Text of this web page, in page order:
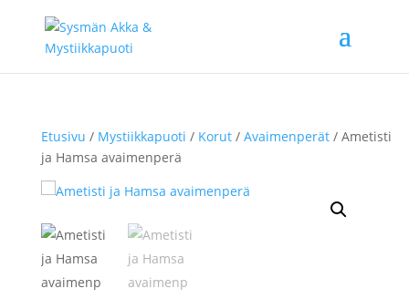
Etusivu / Mystiikkapuoti / Korut/ Avaimenperät/ Ametisti
ja Hamsa avaimenperä